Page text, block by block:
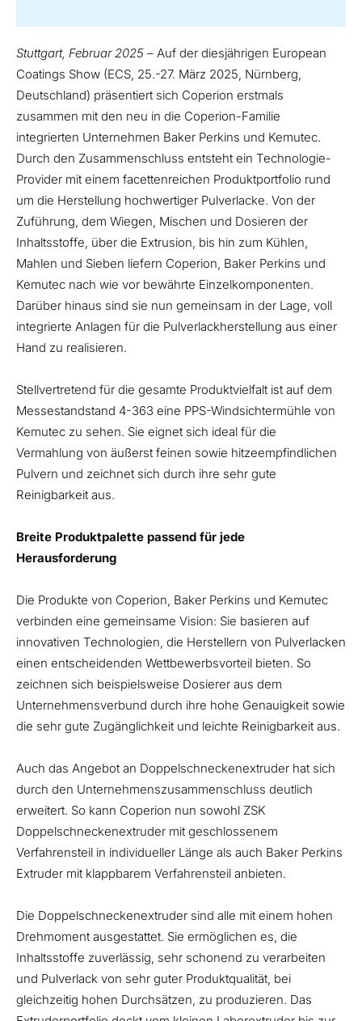
Stuttgart, Februar 2025 – Auf der diesjährigen European
Coatings Show (ECS, 25.-27. März 2025, Nürnberg,
Deutschland) präsentiert sich Coperion erstmals
zusammen mit den neu in die Coperion-Familie
integrierten Unternehmen Baker Perkins und Kemutec.
Durch den Zusammenschluss entsteht ein Technologie-
Provider mit einem facettenreichen Produktportfolio rund
um die Herstellung hochwertiger Pulverlacke. Von der
Zuführung, dem Wiegen, Mischen und Dosieren der
Inhaltsstoffe, über die Extrusion, bis hin zum Kühlen,
Mahlen und Sieben liefern Coperion, Baker Perkins und
Kemutec nach wie vor bewährte Einzelkomponenten.
Darüber hinaus sind sie nun gemeinsam in der Lage, voll
integrierte Anlagen für die Pulverlackherstellung aus einer
Hand zu realisieren.
Stellvertretend für die gesamte Produktvielfalt ist auf dem
Messestandstand 4-363 eine PPS-Windsichtermühle von
Kemutec zu sehen. Sie eignet sich ideal für die
Vermahlung von äußerst feinen sowie hitzeempfindlichen
Pulvern und zeichnet sich durch ihre sehr gute
Reinigbarkeit aus.
Breite Produktpalette passend für jede
Herausforderung
Die Produkte von Coperion, Baker Perkins und Kemutec
verbinden eine gemeinsame Vision: Sie basieren auf
innovativen Technologien, die Herstellern von Pulverlacken
einen entscheidenden Wettbewerbsvorteil bieten. So
zeichnen sich beispielsweise Dosierer aus dem
Unternehmensverbund durch ihre hohe Genauigkeit sowie
die sehr gute Zugänglichkeit und leichte Reinigbarkeit aus.
Auch das Angebot an Doppelschneckenextruder hat sich
durch den Unternehmenszusammenschluss deutlich
erweitert. So kann Coperion nun sowohl ZSK
Doppelschneckenextruder mit geschlossenem
Verfahrensteil in individueller Länge als auch Baker Perkins
Extruder mit klappbarem Verfahrensteil anbieten.
Die Doppelschneckenextruder sind alle mit einem hohen
Drehmoment ausgestattet. Sie ermöglichen es, die
Inhaltsstoffe zuverlässig, sehr schonend zu verarbeiten
und Pulverlack von sehr guter Produktqualität, bei
gleichzeitig hohen Durchsätzen, zu produzieren. Das